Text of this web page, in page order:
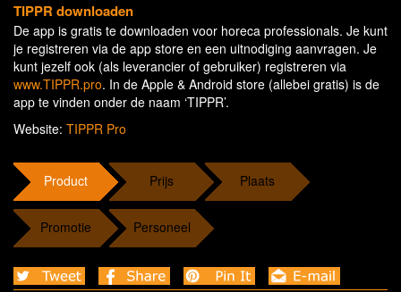
TIPPR downloaden
De app is gratis te downloaden voor horeca professionals. Je kunt
je registreren via de app store en een uitnodiging aanvragen. Je
kunt jezelf ook (als leverancier of gebruiker) registreren via
www.TIPPR.pro. In de Apple & Android store (allebei gratis) is de
app te vinden onder de naam ‘TIPPR’.
Website: TIPPR Pro
Product Prijs Plaats
Promotie Personeel